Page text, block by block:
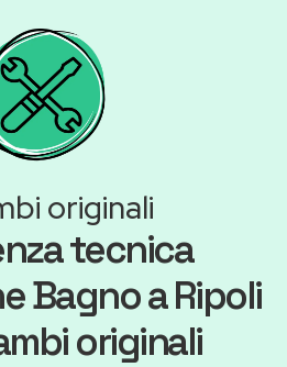
originali
tecnica
Bagno a Ripoli
originali